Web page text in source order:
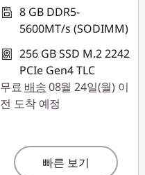
8 GB DDR5-
5600MT/s (SODIMM)
256 GB SSD M.2 2242
PCIe Gen4 TLC
무료 배송08월 24일(월) 이
전 도착 예정
빠른 보기